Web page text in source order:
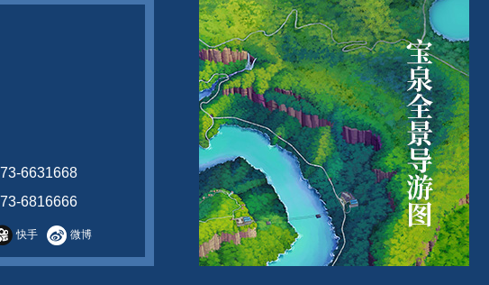
6631668
6816666
快手 微博